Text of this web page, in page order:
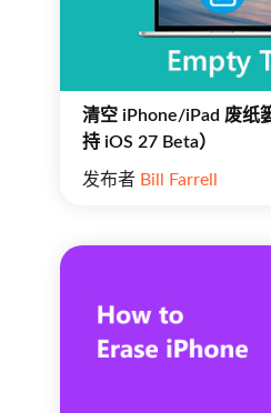
清空 iPhone/iPad 废纸
持 iOS 27 Beta）
发布者 Bill Farrell